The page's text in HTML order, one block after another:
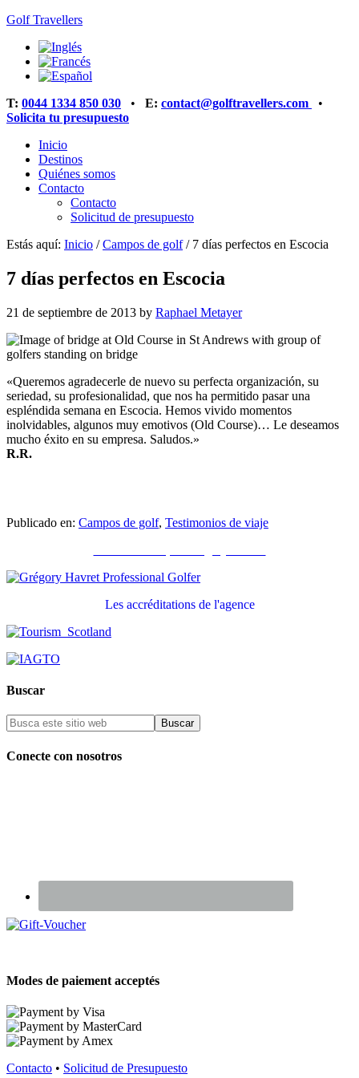
Golf Travellers
T: 0044 1334 850 030 • E: contact@golftravellers.com
•
Solicita tu presupuesto
Inicio
Destinos
Quiénes somos
Contacto
Contacto
Solicitud de presupuesto
Estás aquí: Inicio / Campos de golf /7 días perfectos en Escocia
7 días perfectos en Escocia
21 de septiembre de 2013 by Raphael Metayer
«Queremos agradecerle de nuevo su perfecta organización, su
seriedad, su profesionalidad, que nos ha permitido pasar una
espléndida semana en Escocia. Hemos vivido momentos
inolvidables, algunos muy emotivos (Old Course)… Le deseamos
mucho éxito en su empresa. Saludos.»
R.R.
Publicado en: Campos de golf, Testimonios de viaje
Les accréditations de l'agence
Buscar
Conecte con nosotros
Modes de paiement acceptés
Contacto • Solicitud de Presupuesto